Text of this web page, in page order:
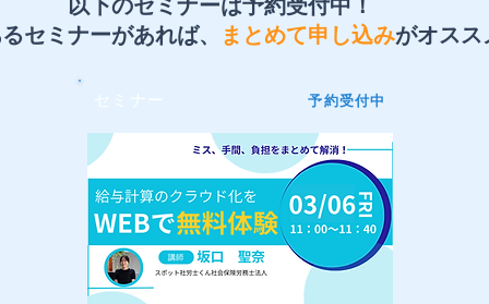
以下のセミナーは予約受付中！
セミナーがあれば、
まとめて申し込みがオスス
セミナー 予約受付中